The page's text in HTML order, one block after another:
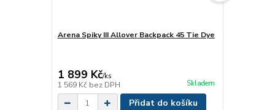
Arena Spiky III Allover Backpack 45 Tie Dye
1 899 Kč/ks
1 569 Kč bez DPH Skladem
Přidat do košíku